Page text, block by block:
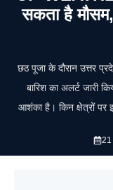
सकता है
छठ पूजा के दौरान उत्तर
बारिश का अलर्ट जारी
आशंका है। किन क्षेत्रों पर
21